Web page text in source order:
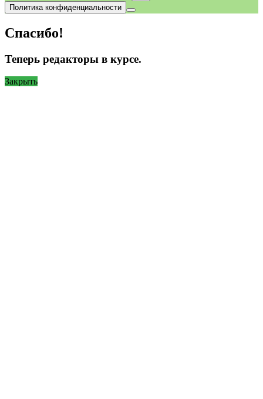
Политика конфиденциальности
Спасибо!
Теперь редакторы в курсе.
Закрыть